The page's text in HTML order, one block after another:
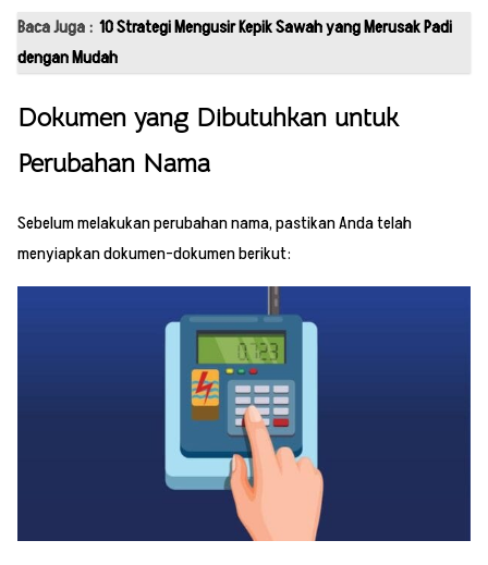
Baca Juga : 10 Strategi Mengusir Kepik Sawah yang Merusak Padi
dengan Mudah
Dokumen yang Dibutuhkan untuk
Perubahan Nama
Sebelum melakukan perubahan nama, pastikan Anda telah
menyiapkan dokumen-dokumen berikut: